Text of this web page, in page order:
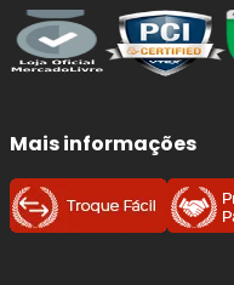
Mais informações